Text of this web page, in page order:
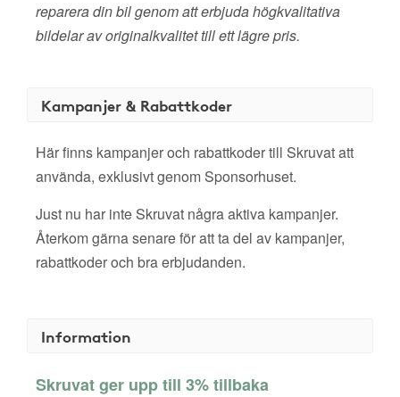
reparera din bil genom att erbjuda högkvalitativa
bildelar av originalkvalitet till ett lägre pris.
Kampanjer & Rabattkoder
Här finns kampanjer och rabattkoder till Skruvat att
använda, exklusivt genom Sponsorhuset.
Just nu har inte Skruvat några aktiva kampanjer.
Återkom gärna senare för att ta del av kampanjer,
rabattkoder och bra erbjudanden.
Information
Skruvat ger upp till 3% tillbaka